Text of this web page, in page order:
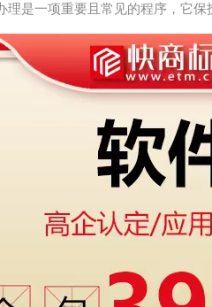
理是一项重要且常见的程序，它保